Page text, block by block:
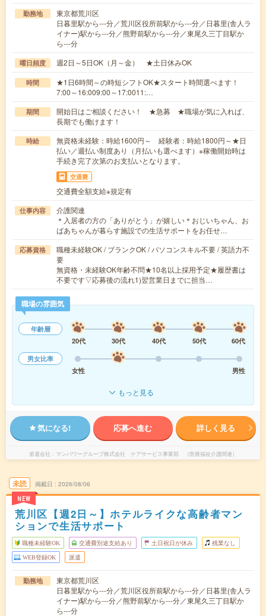
勤務地
東京都荒川区
日暮里駅から---分／荒川区役所前駅から---分／日暮里(舎人ラ
イナー)駅から---分／熊野前駅から---分／東尾久三丁目駅か
ら---分
曜日頻度 週2日～5日OK（月～金） ★土日休みOK
時間
★1日6時間～の時短シフトOK★スタート時間選べます！
7:00～16:009:00～17:0011:…
期間
開始日はご相談ください！ ★急募 ★職場が気に入れば、
長期でも働けます！
時給
無資格未経験：時給1600円～ 経験者：時給1800円～★日
払い／週払い制度あり（月払いも選べます）※稼働開始時は
手続き完了次第のお支払いとなります。
交通費
交通費全額支給※規定有
仕事内容
介護関連
＊入居者の方の「ありがとう」が嬉しい＊おじいちゃん、お
ばあちゃんが暮らす施設での生活サポートをお任せ…
応募資格
職種未経験OK / ブランクOK / パソコンスキル不要 / 英語力不
要
無資格・未経験OK年齢不問★10名以上採用予定★履歴書は
不要です▽応募後の流れ1)翌営業日までに担当…
職場の雰囲気
年齢層
20代
30代 40代 50代
60代
男女比率
女性
男性
もっと見る
気になる! 応募へ進む 詳しく見る
派遣会社 マンパワーグループ株式会社 ケアサービス事業部 （医療福祉介護関連）
未読
NEW
掲載日 2026/08/06
荒川区【週2日～】ホテルライクな高齢者マン
ションで生活サポート
職種未経験OK 交通費別途支給あり 土日祝日が休み 残業なし
WEB登録OK 派遣
勤務地
東京都荒川区
日暮里駅から---分／荒川区役所前駅から---分／日暮里(舎人ラ
イナー)駅から---分／熊野前駅から---分／東尾久三丁目駅か
ら---分